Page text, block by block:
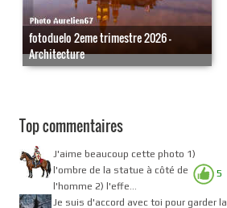
fotoduelo 2eme trimestre 2026 -
Architecture
Top commentaires
5
J'aime beaucoup cette photo 1)
l'ombre de la statue à côté de
l'homme 2) l'effe...
Je suis d'accord avec toi pour garder la